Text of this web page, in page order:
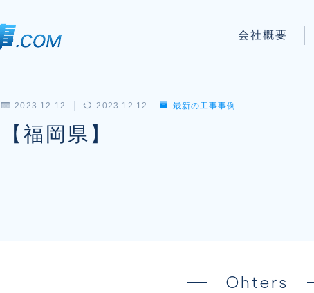
会社概要
2023.12.12 2023.12.12 最新の工事事例
【福岡県】
Ohters